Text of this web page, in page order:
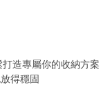
造專屬你的收納方案
得穩固